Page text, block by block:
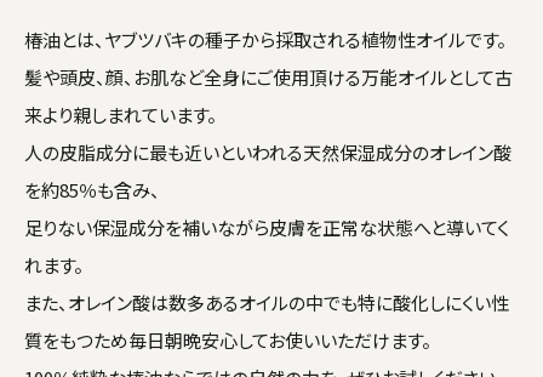
椿油とは、ヤブツバキの種子から採取される植物性オイルです。
髪や頭皮、顔、お肌など全身にご使用頂ける万能オイルとして古
来より親しまれています。
人の皮脂成分に最も近いといわれる天然保湿成分のオレイン酸
を約85％も含み、
足りない保湿成分を補いながら皮膚を正常な状態へと導いてく
れます。
また、オレイン酸は数多あるオイルの中でも特に酸化しにくい性
質をもつため毎日朝晩安心してお使いいただけます。